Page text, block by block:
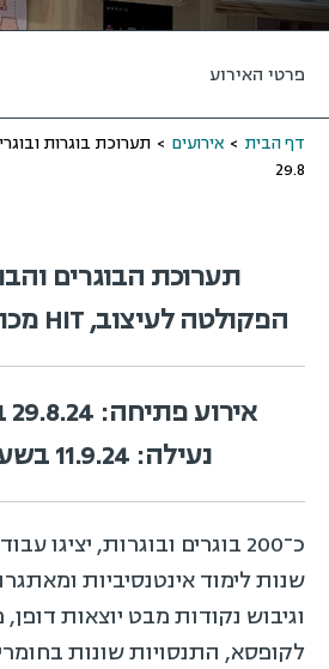
פרטי האירוע
דף הבית > אירועים >
29.8
תערוכת הבוגרים
הפקולטה לעיצוב, HIT מכון טכנולוגי חולון
אירוע פתיחה: 29.8.24 בשעה 19:00
נעילה: 11.9.24 בשעה 21:00
כ־200 בוגרים ובוגרות,
שנות לימוד אינטנסיביות
וגיבוש נקודות מבט יוצאות
לקופסא, התנסויות שונות